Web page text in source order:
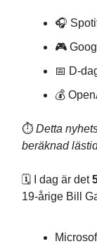
🎧
🎮
📅 D-
💰
⏱️ Detta
beräknad
🗓️ I dag är det
19-årige Bill